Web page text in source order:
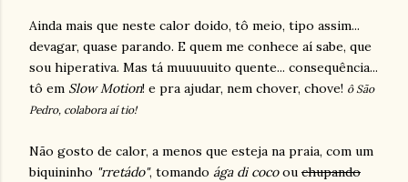
Ainda mais que neste calor doido, tô meio, tipo assim...
devagar, quase parando. E quem me conhece aí sabe, que
sou hiperativa. Mas tá muuuuuito quente... consequência...
tô em Slow Motion! e pra ajudar, nem chover, chove! ô São
Pedro, colabora aí tio!
Não gosto de calor, a menos que esteja na praia, com um
biquininho "rretádo", tomando ága di cocoou chupando